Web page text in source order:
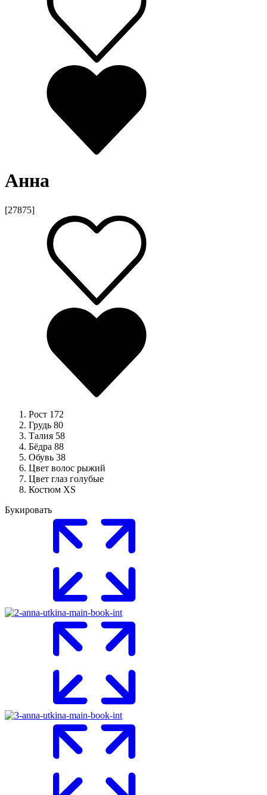
Анна
[27875]
Рост 172
Грудь 80
Талия 58
Бёдра 88
Обувь 38
Цвет волос рыжий
Цвет глаз голубые
Костюм XS
Букировать